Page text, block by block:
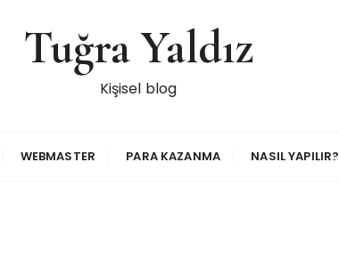
Tuğra Yaldız
Kişisel blog
WEBMASTER PARA KAZANMA NASIL YAPILIR?